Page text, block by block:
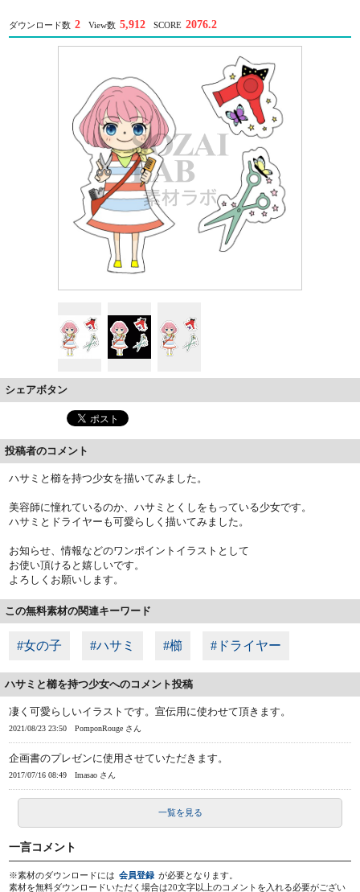
ダウンロード数 2 View数 5,912 SCORE 2076.2
シェアボタン
投稿者のコメント
ハサミと櫛を持つ少女を描いてみました。
美容師に憧れているのか、ハサミとくしをもっている少女です。
ハサミとドライヤーも可愛らしく描いてみました。
お知らせ、情報などのワンポイントイラストとして
お使い頂けると嬉しいです。
よろしくお願いします。
この無料素材の関連キーワード
#女の子 #ハサミ #櫛 #ドライヤー
ハサミと櫛を持つ少女へのコメント投稿
凄く可愛らしいイラストです。宣伝用に使わせて頂きます。
2021/08/23 23:50 PomponRouge さん
企画書のプレゼンに使用させていただきます。
2017/07/16 08:49 Imasao さん
一覧を見る
一言コメント
※素材のダウンロードには 会員登録 が必要となります。
素材を無料ダウンロードいただく場合は20文字以上のコメントを入れる必要がござい